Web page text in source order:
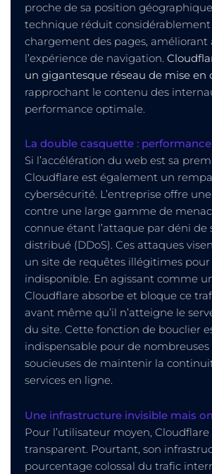
proche de sa position
technique réduit
chargement des pages, améliorant
l’expérience de navigation.
un gigantesque réseau de mise en
rapprochant le contenu des
performance optimale.
La double casquette :
Si l’accélération du web est sa
Cloudflare est également un
cybersécurité. L’entreprise offre
contre une large gamme de
connue étant l’attaque par déni de
distribué (DDoS). Ces attaques
un site de requêtes illégitimes
indisponible. En agissant comme
Cloudflare absorbe et bloque ce
avant même qu’il n’atteigne le
du site. Cette fonction de bouclier
indispensable pour de
soucieuses de maintenir la
services en ligne.
Une infrastructure invisible mais
Pour l’utilisateur moyen,
transparent. Pourtant, son
pourcentage colossal du trafic